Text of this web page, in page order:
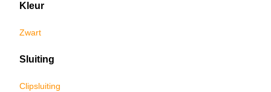
Kleur
Zwart
Sluiting
Clipsluiting